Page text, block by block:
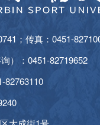
；传真：0451-
）：0451-82719652
82763110